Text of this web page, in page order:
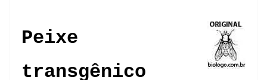
Peixe
transgênico